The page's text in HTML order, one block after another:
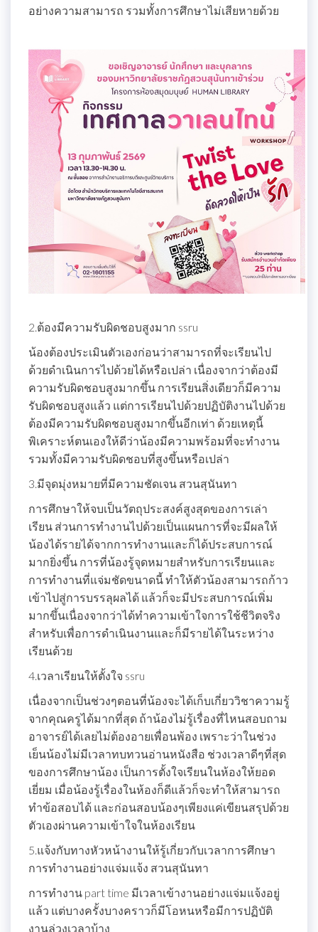
อย่างความสามารถ รวมทั้งการศึกษาไม่เสียหายด้วย
2.ต้องมีความรับผิดชอบสูงมาก ssru
น้องต้องประเมินตัวเองก่อนว่าสามารถที่จะเรียนไป
ด้วยดำเนินการไปด้วยได้หรือเปล่า เนื่องจากว่าต้องมี
ความรับผิดชอบสูงมากขึ้น การเรียนสิ่งเดียวก็มีความ
รับผิดชอบสูงแล้ว แต่การเรียนไปด้วยปฏิบัติงานไปด้วย
ต้องมีความรับผิดชอบสูงมากขึ้นอีกเท่า ด้วยเหตุนี้
พิเคราะห์ตนเองให้ดีว่าน้องมีความพร้อมที่จะทำงาน
รวมทั้งมีความรับผิดชอบที่สูงขึ้นหรือเปล่า
3.มีจุดมุ่งหมายที่มีความชัดเจน สวนสุนันทา
การศึกษาให้จบเป็นวัตถุประสงค์สูงสุดของการเล่า
เรียน ส่วนการทำงานไปด้วยเป็นแผนการที่จะมีผลให้
น้องได้รายได้จากการทำงานและก็ได้ประสบการณ์
มากยิ่งขึ้น การที่น้องรู้จุดหมายสำหรับการเรียนและ
การทำงานที่แจ่มชัดขนาดนี้ ทำให้ตัวน้องสามารถก้าว
เข้าไปสู่การบรรลุผลได้ แล้วก็จะมีประสบการณ์เพิ่ม
มากขึ้นเนื่องจากว่าได้ทำความเข้าใจการใช้ชีวิตจริง
สำหรับเพื่อการดำเนินงานและก็มีรายได้ในระหว่าง
เรียนด้วย
4.เวลาเรียนให้ตั้งใจ ssru
เนื่องจากเป็นช่วงๆตอนที่น้องจะได้เก็บเกี่ยววิชาความรู้
จากคุณครูได้มากที่สุด ถ้าน้องไม่รู้เรื่องที่ไหนสอบถาม
อาจารย์ได้เลยไม่ต้องอายเพื่อนพ้อง เพราะว่าในช่วง
เย็นน้องไม่มีเวลาทบทวนอ่านหนังสือ ช่วงเวลาดีๆที่สุด
ของการศึกษาน้อง เป็นการตั้งใจเรียนในห้องให้ยอด
เยี่ยม เมื่อน้องรู้เรื่องในห้องก็ดีแล้วก็จะทำให้สามารถ
ทำข้อสอบได้ และก่อนสอบน้องๆเพียงแค่เขียนสรุปด้วย
ตัวเองผ่านความเข้าใจในห้องเรียน
5.แจ้งกับทางหัวหน้างานให้รู้เกี่ยวกับเวลาการศึกษา
การทำงานอย่างแจ่มแจ้ง สวนสุนันทา
การทำงาน part time มีเวลาเข้างานอย่างแจ่มแจ้งอยู่
แล้ว แต่บางครั้งบางคราวก็มีโอหนหรือมีการปฏิบัติ
งานล่วงเวลาบ้าง